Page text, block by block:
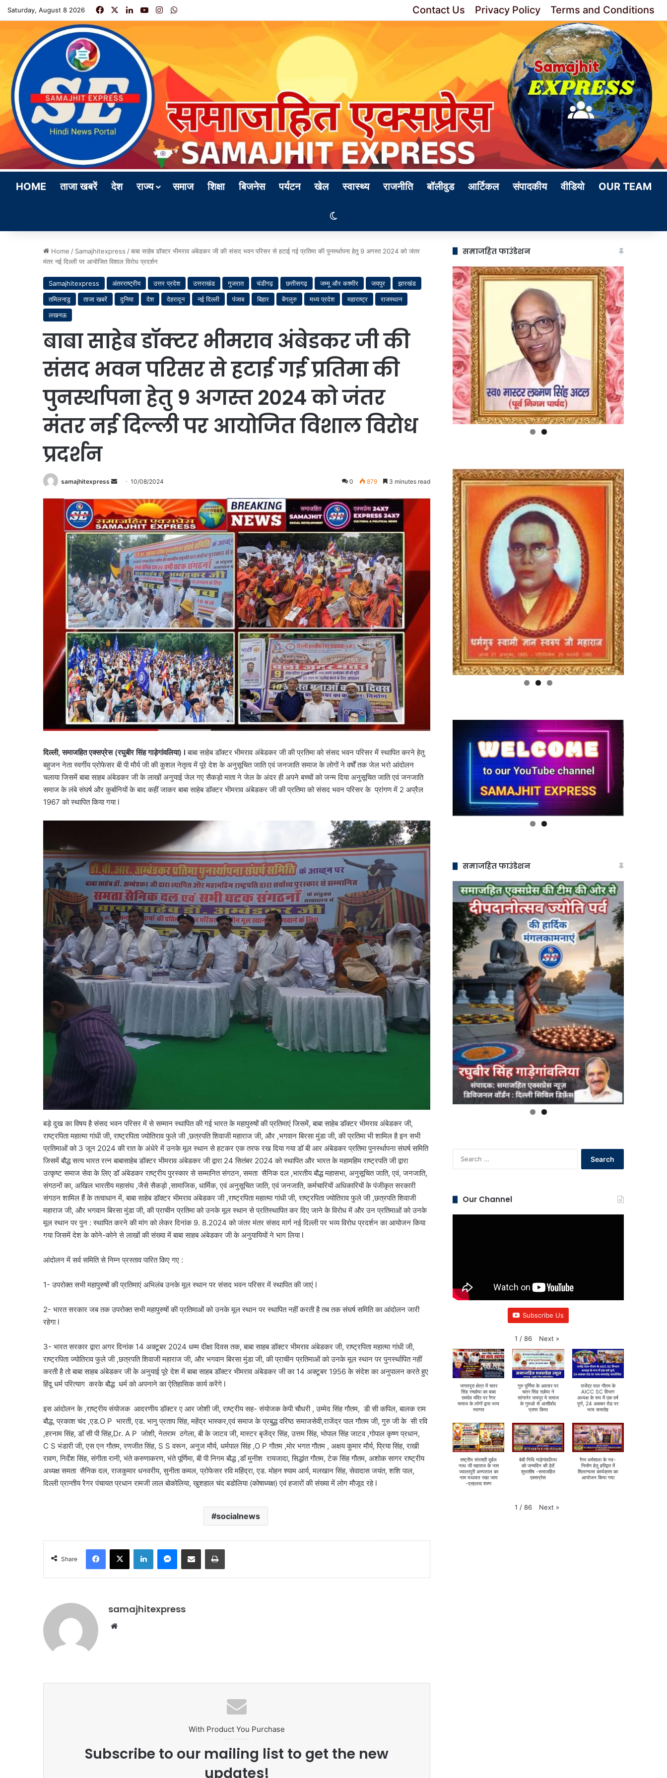
Saturday, August 8 2026 FacebookLinkedInYouTubeInstagram Contact Us Privacy Policy Terms and Conditions
HOME ताजा खबरें देश राज्य समाज शिक्षा बिजनेस पर्यटन खेल स्वास्थ्य राजनीति बॉलीवुड आर्टिकल संपादकीय वीडियो OUR TEAM
Home / Samajhitexpress /बाबा साहेब डॉक्टर भीमराव अंबेडकर जी की संसद भवन परिसर से हटाई गई प्रतिमा की पुनर्स्थापना हेतु 9 अगस्त 2024 को जंतर
मंतर नई दिल्ली पर आयोजित विशाल विरोध प्रदर्शन
Samajhitexpress अंतरराष्ट्रीय उत्तर प्रदेश उत्तराखंड गुजरात चंडीगढ़ छत्तीसगढ़ जम्मू और कश्मीर जयपुर
झारखंड
तमिलनाडु
ताजा खबरें दुनिया देश देहरादून नई दिल्ली पंजाब बिहार बेंगलुरु मध्य प्रदेश महाराष्ट्र
राजस्थान
लखनऊ
बाबा साहेब डॉक्टर भीमराव अंबेडकर जी की
संसद भवन परिसर से हटाई गई प्रतिमा की
पुनर्स्थापना हेतु 9 अगस्त 2024 को जंतर
मंतर नई दिल्ली पर आयोजित विशाल विरोध
प्रदर्शन
samajhitexpress
Send
email
10/08/2024 0 879 3 minutes read
दिल्ली, समाजहित एक्सप्रेस (रघुबीर सिंह गाड़ेगांवलिया) l बाबा साहेब डॉक्टर भीमराव अंबेडकर जी की प्रतिमा को संसद भवन परिसर में स्थापित करने हेतु
बहुजन नेता स्वर्गीय प्रोफेसर बी पी मौर्य जी की कुशल नेतृत्व में पूरे देश के अनुसूचित जाति एवं जनजाति समाज के लोगों ने वर्षों तक जेल भरो आंदोलन
चलाया जिसमें बाबा साहब अंबेडकर जी के लाखों अनुयाई जेल गए सैकड़ो माता ने जेल के अंदर ही अपने बच्चों को जन्म दिया अनुसूचित जाति एवं जनजाति
समाज के लंबे संघर्ष और कुर्बानियों के बाद कहीं जाकर बाबा साहेब डॉक्टर भीमराव अंबेडकर जी की प्रतिमा को संसद भवन परिसर के प्रांगण में 2 अप्रैल
1967 को स्थापित किया गया l
बड़े दुख का विषय है संसद भवन परिसर में से सम्मान स्थापित की गई भारत के महापुरुषों की प्रतिमाएं जिसमें, बाबा साहेब डॉक्टर भीमराव अंबेडकर जी,
राष्ट्रपिता महात्मा गांधी जी, राष्ट्रपिता ज्योतिराव फुले जी ,छत्रपति शिवाजी महाराज जी, और ,भगवान बिरसा मुंडा जी, की प्रतिमा भी शामिल है इन सभी
प्रतिमाओं को 3 जून 2024 की रात के अंधेरे में उनके मूल स्थान से हटकर एक तरफ रख दिया गया डॉ बी आर अंबेडकर प्रतिमा पुनर्स्थापना संघर्ष समिति
जिसमें बौद्ध सत्य भारत रत्न बाबासाहेब डॉक्टर भीमराव अंबेडकर जी द्वारा 24 सितंबर 2024 को स्थापित और भारत के महामहिम राष्ट्रपति जी द्वारा
उत्कृष्ट समाज सेवा के लिए डॉ अंबेडकर राष्ट्रीय पुरस्कार से सम्मानित संगठन, समता सैनिक दल ,भारतीय बौद्ध महासभा, अनुसूचित जाति, एवं, जनजाति,
संगठनों का, अखिल भारतीय महासंघ ,जैसे सैकड़ो ,सामाजिक, धार्मिक, एवं अनुसूचित जाति, एवं जनजाति, कर्मचारियों अधिकारियों के पंजीकृत सरकारी
संगठन शामिल हैं के तत्वाधान में, बाबा साहेब डॉक्टर भीमराव अंबेडकर जी ,राष्ट्रपिता महात्मा गांधी जी, राष्ट्रपिता ज्योतिराव फुले जी ,छत्रपति शिवाजी
महाराज जी, और भगवान बिरसा मुंडा जी, की प्राचीन प्रतिमा को उनके मूल स्थान से प्रतिस्थापित कर दिए जाने के विरोध में और उन प्रतिमाओं को उनके
मूल स्थान पर पुन : स्थापित करने की मांग को लेकर दिनांक 9. 8.2024 को जंतर मंतर संसद मार्ग नई दिल्ली पर भव्य विरोध प्रदर्शन का आयोजन किया
गया जिसमें देश के कोने-कोने से लाखों की संख्या में बाबा साहब अंबेडकर जी के अनुयायियों ने भाग लिया l
आंदोलन में सर्व समिति से निम्न प्रस्ताव पारित किए गए :
1- उपरोक्त सभी महापुरुषों की प्रतिमाएं अभिलंब उनके मूल स्थान पर संसद भवन परिसर में स्थापित की जाएं l
2- भारत सरकार जब तक उपरोक्त सभी महापुरुषों की प्रतिमाओं को उनके मूल स्थान पर स्थापित नहीं करती है तब तक संघर्ष समिति का आंदोलन जारी
रहेगा l
3- भारत सरकार द्वारा अगर दिनांक 14 अक्टूबर 2024 धम्म दीक्षा दिवस तक, बाबा साहब डॉक्टर भीमराव अंबेडकर जी, राष्ट्रपिता महात्मा गांधी जी,
राष्ट्रपिता ज्योतिराव फुले जी ,छत्रपति शिवाजी महाराज जी, और भगवान बिरसा मुंडा जी, की प्राचीन प्रतिमाओं को उनके मूल स्थान पर पुनर्स्थापित नहीं
करती है तो बाबा साहब अंबेडकर जी के अनुयाई पूरे देश में बाबा साहब डॉक्टर भीमराव अंबेडकर जी का 14 अक्टूबर 1956 के संदेश का अनुपालन करते हुए
हिंदू धर्म परित्याग करके बौद्ध धर्म को अपनाने का ऐतिहासिक कार्य करेंगे l
इस आंदोलन के ,राष्ट्रीय संयोजक आदरणीय डॉक्टर ए आर जोशी जी, राष्ट्रीय सह- संयोजक केपी चौधरी , उम्मेद सिंह गौतम, डी सी कपिल, बालक राम
बौद्ध, प्रकाश चंद ,एड.O P भारती, एड. भानु प्रताप सिंह, महेंद्र भास्कर,एवं समाज के प्रबुद्ध वरिष्ठ समाजसेवी,राजेंद्र पाल गौतम जी, गुरु जी के सी रवि
,हरनाम सिंह, डॉ सी पी सिंह,Dr. A P जोशी, नेतराम ठगेला, बी के जाटव जी, मास्टर बृजेंद्र सिंह, उत्तम सिंह, भोपाल सिंह जाटव ,गोपाल कृष्ण प्रधान,
C S भंडारी जी, एस एन गौतम, रणजीत सिंह, S S वरून, अनुज मौर्य, धर्मपाल सिंह ,O P गौतम ,मोर भगत गौतम , अक्षय कुमार मौर्य, प्रिया सिंह, राखी
रावण, निर्देश सिंह, संगीता रानी, भंते करुणाकरण, भंते पूर्णिमा, बी पी निगम बौद्ध ,डॉ मुनीश रायजादा, सिद्धांत गौतम, टेक सिंह गौतम, अशोक सागर राष्ट्रीय
अध्यक्ष समता सैनिक दल, राजकुमार धनवरीय, सुनीता कमल, प्रोफेसर रवि महिंद्रा, एड. मोहन श्याम आर्य, मलखान सिंह, सेवादास जयंत, शशि पाल,
दिल्ली प्रान्तीय रैगर पंचायत प्रधान रामजी लाल बोकोलिया, खुशहाल चंद बडोलिया (कोषाध्यक्ष) एवं हजारों की संख्या में लोग मौजूद रहे l
socialnews
Share
Facebook
X LinkedInMessenger
Share via Email Print
samajhitexpress
With Product You Purchase
Subscribe to our mailing list to get the new
updates!
समाजहित फाउंडेशन
समाजहित फाउंडेशन
Our Channel
Subscribe Us
1 / 86 Next »
जगतपुरा क्षेत्र में चतर
सिंह रच्छोया का बाबा
रामदेव मंदिर पर रैगर
समाज के लोगों द्वारा भव्य
स्वागत
गुरु पूर्णिमा के अवसर पर
चतर सिंह रछोया ने
सांगानेर जयपुर मे समाज
के गुरुओ से आशीर्वाद
प्राप्त किया
राजेंद्र पाल गौतम के
AICC SC विभाग
अध्यक्ष के रूप में एक वर्ष
पूर्ण, 24 अकबर रोड पर
भव्य समारोह
राष्ट्रीय संतश्री दुर्बल
नाथ जी महाराज के नाम
ज्वालापुरी अस्पताल का
नाम यथावत रखा जाय
-प्रहलाद शरण
बेबी निधि गाड़ेगांवलिया
को जन्मदिन की ढेरों
शुभाशीष -समाजहित
एक्सप्रेस
रैगर धर्मशाला के नव-
निर्माण हेतु हरिद्वार में
शिलान्यास कार्यक्रम का
आयोजन किया गया
1 / 86 Next »